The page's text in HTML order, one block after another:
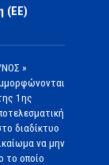
(ΕΕ)
»
1ης
διαδίκτυο
να μην
το οποίο